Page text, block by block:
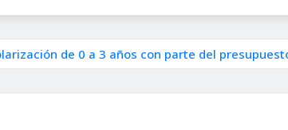
de 0 a 3 años con parte del